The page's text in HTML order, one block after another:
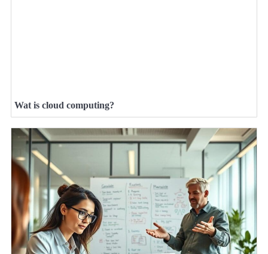
Wat is cloud computing?